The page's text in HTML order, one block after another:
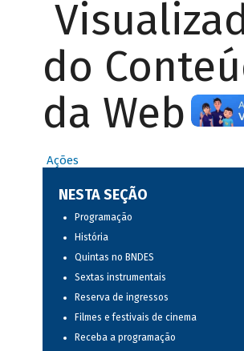
do
da Web
Ações
NESTA SEÇÃO
Programação
História
Quintas no BNDES
Sextas instrumentais
Reserva de ingressos
Filmes e festivais de cinema
Receba a programação